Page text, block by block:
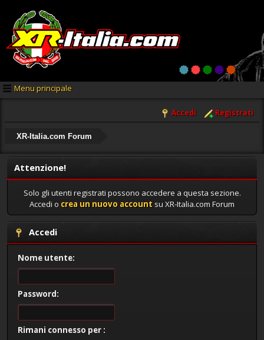
Menu principale
Accedi Registrati
XR-Italia.com Forum
Attenzione!
Solo gli utenti registrati possono accedere a questa sezione.
Accedi o crea un nuovo account su XR-Italia.com Forum
Accedi
Nome utente:
Password:
Rimani connesso per :